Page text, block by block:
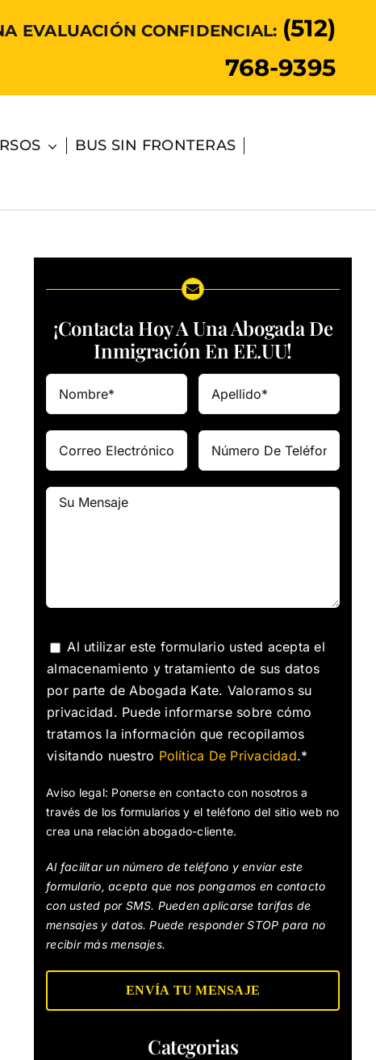
EVALUACIÓN CONFIDENCIAL: (512)
768-9395
BUS SIN FRONTERAS
¡Contacta Hoy A Una Abogada De
Inmigración En EE.UU!
Al utilizar este formulario usted acepta el
almacenamiento y tratamiento de sus datos
por parte de Abogada Kate. Valoramos su
privacidad. Puede informarse sobre cómo
tratamos la información que recopilamos
visitando nuestro Política De Privacidad.*
Aviso legal: Ponerse en contacto con nosotros a
través de los formularios y el teléfono del sitio web no
crea una relación abogado-cliente.
Al facilitar un número de teléfono y enviar este
formulario, acepta que nos pongamos en contacto
con usted por SMS. Pueden aplicarse tarifas de
mensajes y datos. Puede responder STOP para no
recibir más mensajes.
Categorias